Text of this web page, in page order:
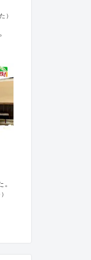
）
。
。